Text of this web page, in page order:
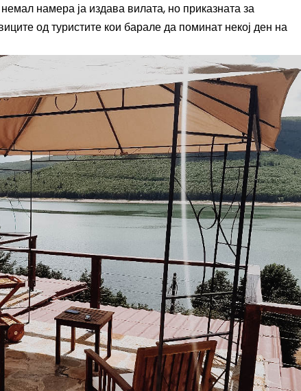
намера ја издава вилата, но приказната за
од туристите кои барале да поминат некој ден на